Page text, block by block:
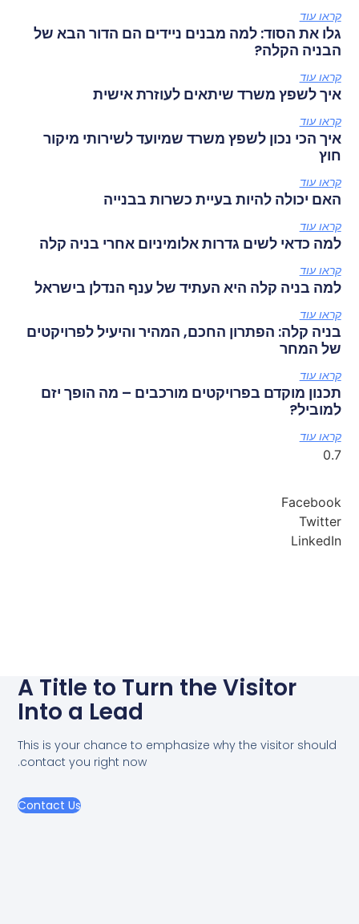
קראו עוד
גלו את הסוד: למה מבנים ניידים הם הדור הבא של
הבניה הקלה?
קראו עוד
איך לשפץ משרד שיתאים לעוזרת אישית
קראו עוד
איך הכי נכון לשפץ משרד שמיועד לשירותי מיקור
חוץ
קראו עוד
האם יכולה להיות בעיית כשרות בבנייה
קראו עוד
למה כדאי לשים גדרות אלומיניום אחרי בניה קלה
קראו עוד
למה בניה קלה היא העתיד של ענף הנדלן בישראל
קראו עוד
בניה קלה: הפתרון החכם, המהיר והיעיל לפרויקטים
של המחר
קראו עוד
תכנון מוקדם בפרויקטים מורכבים – מה הופך יזם
למוביל?
קראו עוד
Facebook
Twitter
LinkedIn
A Title to Turn the Visitor
Into a Lead
This is your chance to emphasize why the visitor should
contact you right now.
Contact Us